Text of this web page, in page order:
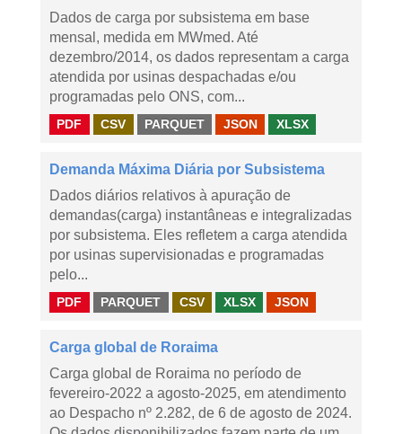
Dados de carga por subsistema em base
mensal, medida em MWmed. Até
dezembro/2014, os dados representam a carga
atendida por usinas despachadas e/ou
programadas pelo ONS, com...
PDF CSV PARQUET JSON XLSX
Demanda Máxima Diária por Subsistema
Dados diários relativos à apuração de
demandas(carga) instantâneas e integralizadas
por subsistema. Eles refletem a carga atendida
por usinas supervisionadas e programadas
pelo...
PDF PARQUET CSV XLSX JSON
Carga global de Roraima
Carga global de Roraima no período de
fevereiro-2022 a agosto-2025, em atendimento
ao Despacho nº 2.282, de 6 de agosto de 2024.